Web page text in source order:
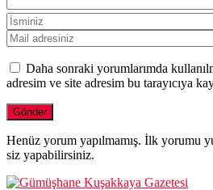
Daha sonraki yorumlarımda
adresim ve site adresim bu tarayıcıya
Henüz yorum yapılmamış. İlk yorumu
siz yapabilirsiniz.